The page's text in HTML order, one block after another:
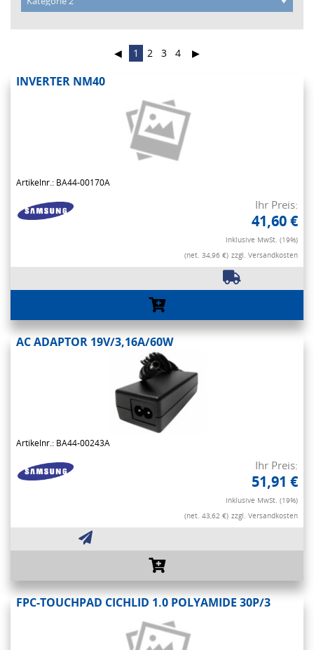
◀ 1 2 3 4 ▶
INVERTER NM40
Artikelnr.: BA44-00170A
Ihr Preis:
41,60 €
Inklusive MwSt. (19%)
(net. 34,96 €) zzgl. Versandkosten
AC ADAPTOR 19V/3,16A/60W
Artikelnr.: BA44-00243A
Ihr Preis:
51,91 €
Inklusive MwSt. (19%)
(net. 43,62 €) zzgl. Versandkosten
FPC-TOUCHPAD CICHLID 1.0 POLYAMIDE 30P/3